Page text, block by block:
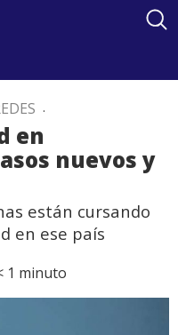
.
en
nuevos y
están cursando
en ese país
1 minuto